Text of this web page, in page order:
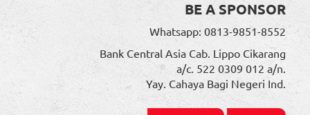
BE A SPONSOR
Whatsapp: 0813-9851-8552
Bank Central Asia Cab. Lippo Cikarang
a/c. 522 0309 012 a/n.
Yay. Cahaya Bagi Negeri Ind.